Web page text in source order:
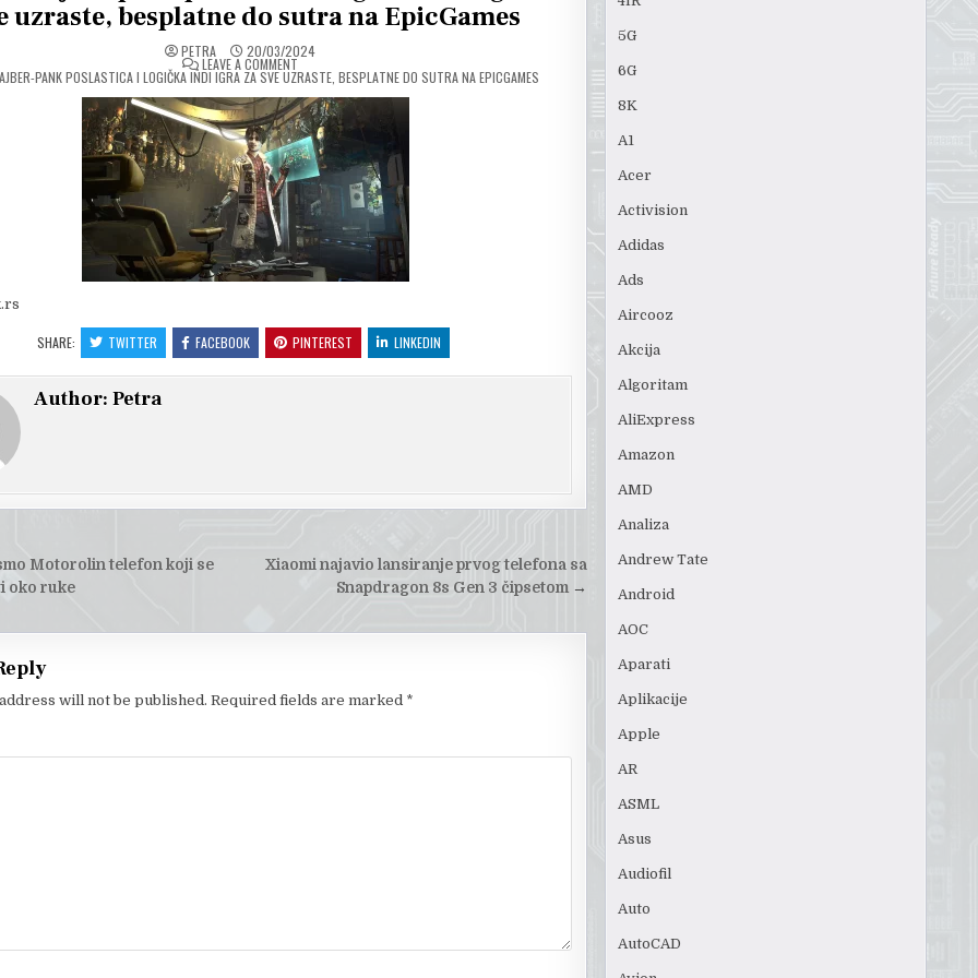
uzraste, besplatne do sutra na EpicGames
PETRA 20/03/2024
LEAVE A COMMENTON
PANK POSLASTICA I LOGIČKA INDI IGRA ZA SVE UZRASTE, BESPLATNE DO SUTRA NA EPICGAMES
SHARE: TWITTER FACEBOOK PINTEREST LINKEDIN
Author: Petra
Xiaomi najavio lansiranje prvog telefona sa
Snapdragon 8s Gen 3 čipsetom→
Motorolin telefon koji se
oko ruke
will not be published. Required fields are marked *
5G
6G
8K
A1
Acer
Activision
Adidas
Ads
Aircooz
Akcija
Algoritam
AliExpress
Amazon
AMD
Analiza
Andrew Tate
Android
AOC
Aparati
Aplikacije
Apple
AR
ASML
Asus
Audiofil
Auto
AutoCAD